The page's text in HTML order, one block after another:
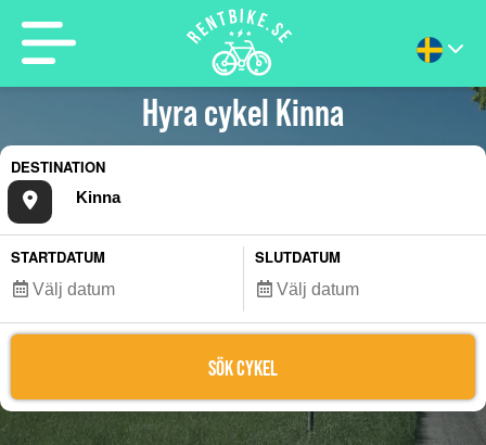
Hyra cykel Kinna
DESTINATION
STARTDATUM SLUTDATUM
SÖK CYKEL